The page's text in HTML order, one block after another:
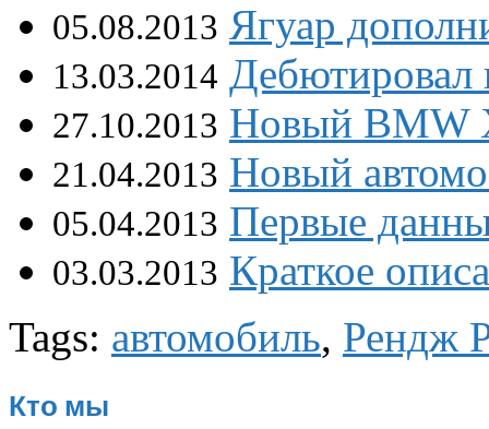
05.08.2013 Ягуар
13.03.2014 Дебютировал
27.10.2013 Новый BMW
21.04.2013 Новый
05.04.2013 Первые
03.03.2013 Краткое
Tags: автомобиль, Рендж
Кто мы